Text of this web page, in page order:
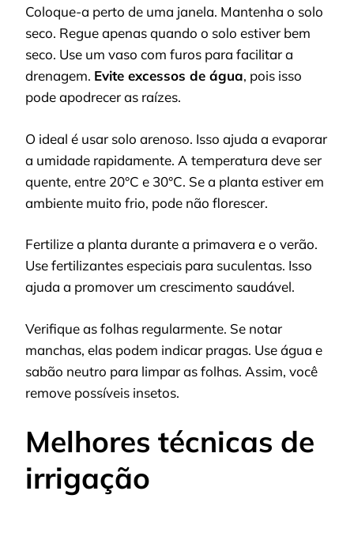
Coloque-a perto de uma janela. Mantenha o solo
seco. Regue apenas quando o solo estiver bem
seco. Use um vaso com furos para facilitar a
drenagem. Evite excessos de água, pois isso
pode apodrecer as raízes.
O ideal é usar solo arenoso. Isso ajuda a evaporar
a umidade rapidamente. A temperatura deve ser
quente, entre 20°C e 30°C. Se a planta estiver em
ambiente muito frio, pode não florescer.
Fertilize a planta durante a primavera e o verão.
Use fertilizantes especiais para suculentas. Isso
ajuda a promover um crescimento saudável.
Verifique as folhas regularmente. Se notar
manchas, elas podem indicar pragas. Use água e
sabão neutro para limpar as folhas. Assim, você
remove possíveis insetos.
Melhores técnicas de
irrigação